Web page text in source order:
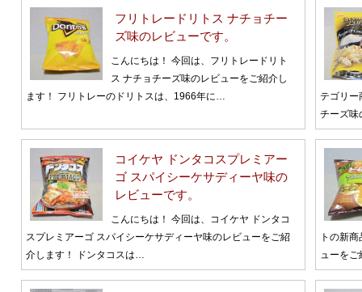
フリトレードリトス ナチョチー
ズ味のレビューです。
こんにちは！ 今回は、フリトレードリト
ス ナチョチーズ味のレビューをご紹介し
ます！ フリトレーのドリトスは、1966年に…
テゴリー
チーズ
コイケヤ ドンタコスプレミアー
ゴ スパイシーケサディーヤ味の
レビューです。
こんにちは！ 今回は、コイケヤ ドンタコ
スプレミアーゴ スパイシーケサディーヤ味のレビューをご紹
介します！ ドンタコスは…
トの新
ューを